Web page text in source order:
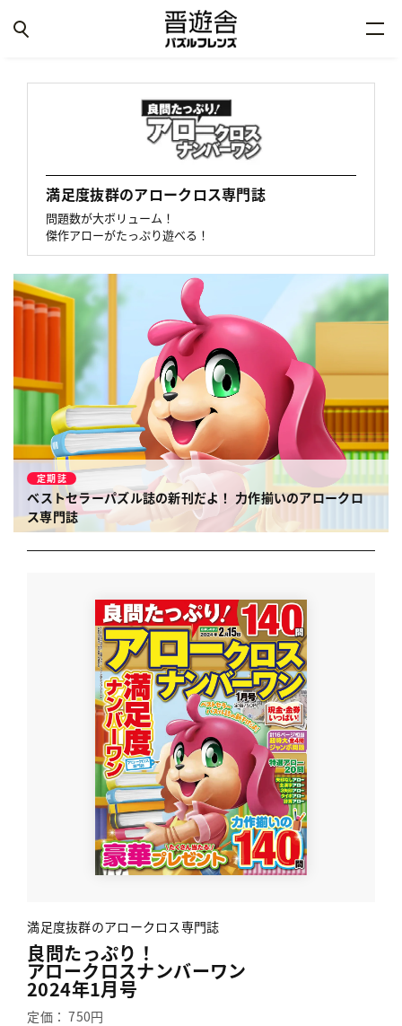
満足度抜群のアロークロス専門誌
問題数が大ボリューム！
傑作アローがたっぷり遊べる！
定期誌
ベストセラーパズル誌の新刊だよ！ 力作揃いのアロークロ
ス専門誌
満足度抜群のアロークロス専門誌
良問たっぷり！
アロークロスナンバーワン
2024年1月号
定価： 750円